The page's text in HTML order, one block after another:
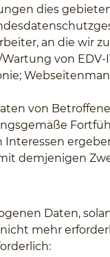
dies
an die
von
von
Interessen
demjenigen
Daten,
mehr